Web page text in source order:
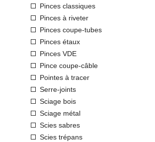
Pinces classiques
Pinces à riveter
Pinces coupe-tubes
Pinces étaux
Pinces VDE
Pince coupe-câble
Pointes à tracer
Serre-joints
Sciage bois
Sciage métal
Scies sabres
Scies trépans